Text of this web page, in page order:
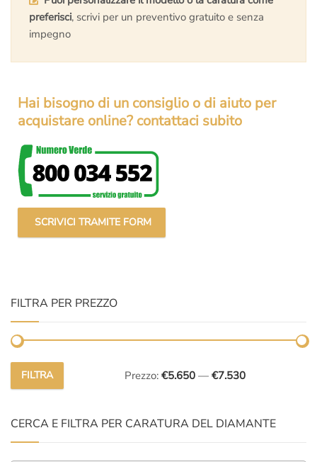
preferisci, scrivi per un preventivo gratuito e senza
impegno
Hai bisogno di un consiglio o di aiuto per
acquistare online? contattaci subito
SCRIVICI TRAMITE FORM
FILTRA PER PREZZO
Prezzo
Prezzo
FILTRA Prezzo: €5.650 — €7.530
CERCA E FILTRA PER CARATURA DEL DIAMANTE